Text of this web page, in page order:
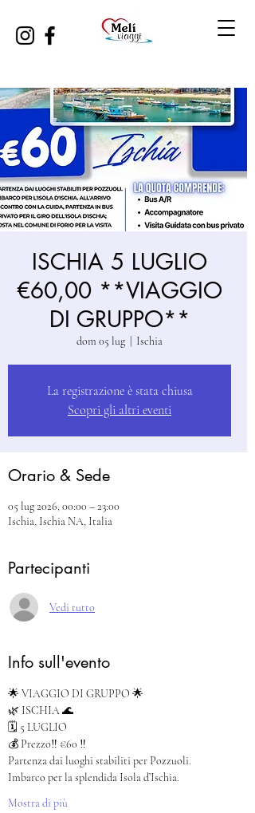
ISCHIA 5 LUGLIO
€60,00 **VIAGGIO
DI GRUPPO**
dom 05 lug Ischia
La registrazione è stata chiusa
Scopri gli altri eventi
Orario & Sede
05 lug 2026, 00:00 – 23:00
Ischia, Ischia NA, Italia
Partecipanti
Vedi tutto
Info sull'evento
🌟 VIAGGIO DI GRUPPO 🌟
🌿 ISCHIA 🌊
🗓️ 5 LUGLIO
💰 Prezzo‼️ €60 ‼️
Partenza dai luoghi stabiliti per Pozzuoli.
Imbarco per la splendida Isola d’Ischia.
Mostra di più